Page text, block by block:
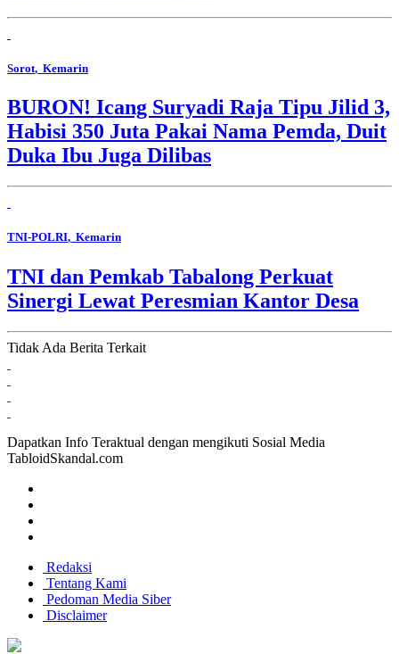
Sorot, Kemarin
BURON! Icang Suryadi Raja Tipu Jilid 3,
Habisi 350 Juta Pakai Nama Pemda, Duit
Duka Ibu Juga Dilibas
TNI-POLRI, Kemarin
TNI dan Pemkab Tabalong Perkuat
Sinergi Lewat Peresmian Kantor Desa
Tidak Ada Berita Terkait
Dapatkan Info Teraktual dengan mengikuti Sosial Media
TabloidSkandal.com
Redaksi
Tentang Kami
Pedoman Media Siber
Disclaimer